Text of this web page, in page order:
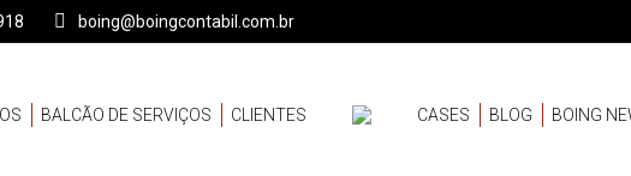
boing@boingcontabil.com.br
BALCÃO DE SERVIÇOS CLIENTES CASES BLOG BOING